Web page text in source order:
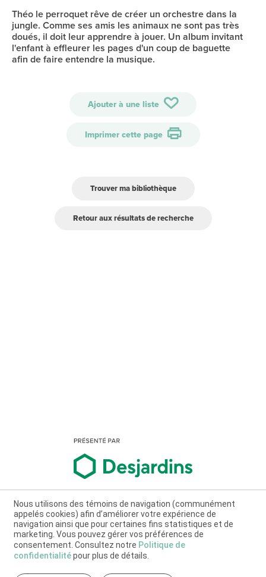
Théo le perroquet rêve de créer un orchestre dans la
jungle. Comme ses amis les animaux ne sont pas très
doués, il doit leur apprendre à jouer. Un album invitant
l'enfant à effleurer les pages d'un coup de baguette
afin de faire entendre la musique.
Ajouter à une liste
Imprimer cette page
Trouver ma bibliothèque
Retour aux résultats de recherche
Nous utilisons des témoins de navigation (communément
appelés cookies) afin d’améliorer votre expérience de
navigation ainsi que pour certaines fins statistiques et de
marketing. Vous pouvez gérer vos préférences de
consentement. Consultez notre Politique de
confidentialitépour plus de détails.